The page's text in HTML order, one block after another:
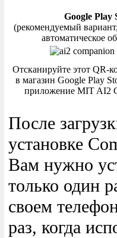
Google Play
(рекомендуемый
автоматическое
Отсканируйте этот QR-
в магазин Google Play
приложение MIT AI2
После
установке
Вам нужно
только один
своем
раз, когда